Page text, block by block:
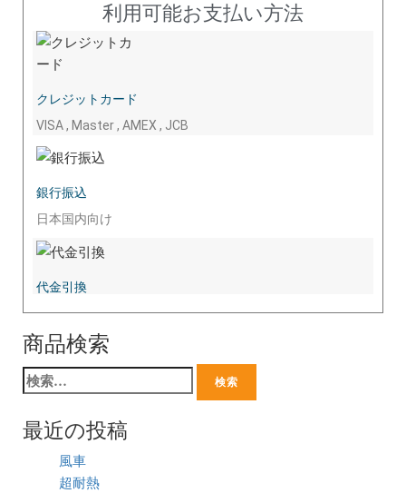
利用可能お支払い方法
クレジットカード
VISA , Master , AMEX , JCB
銀行振込
日本国内向け
代金引換
商品検索
最近の投稿
風車
超耐熱